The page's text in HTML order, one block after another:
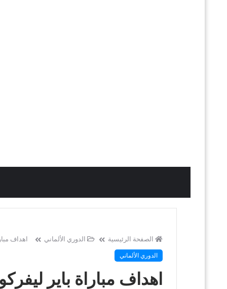
الصفحة الرئيسية الدوري الألماني اهداف مباراة باير
الدوري الألماني
اهداف مباراة باير ليفركوزن 5-0 فيردر بريمن في